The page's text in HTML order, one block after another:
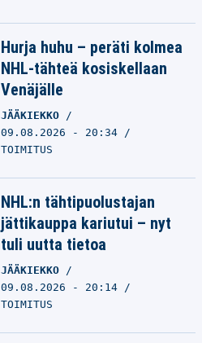
Hurja huhu – peräti kolmea
NHL-tähteä kosiskellaan
Venäjälle
JÄÄKIEKKO
09.08.2026 - 20:34
TOIMITUS
NHL:n tähtipuolustajan
jättikauppa kariutui – nyt
tuli uutta tietoa
JÄÄKIEKKO
09.08.2026 - 20:14
TOIMITUS